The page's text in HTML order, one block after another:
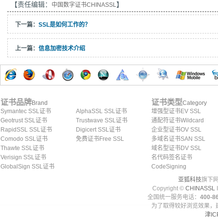
【责任编辑： 中国数字证书CHINASSL】
下一篇： SSL是如何工作的？
上一篇： 信息加密技术介绍
证书品牌Brand
Symantec SSL证书
Geotrust SSL证书
RapidSSL SSL证书
Comodo SSL证书
Thawte SSL证书
Verisign SSL证书
GlobalSign SSL证书
AlphaSSL SSL证书
Trustwave SSL证书
Digicert SSL证书
免费证书Free SSL
证书类型Category
增强型证书EV SSL
通配符证书Wildcard
企业型证书OV SSL
多域名证书SAN SSL
域名型证书DV SSL
名代码签名证书
CodeSigning
亚狐科技旗下
Copyright © CHINASSL
全国统一服务电话： 400-
为了取得较好浏览效果
津